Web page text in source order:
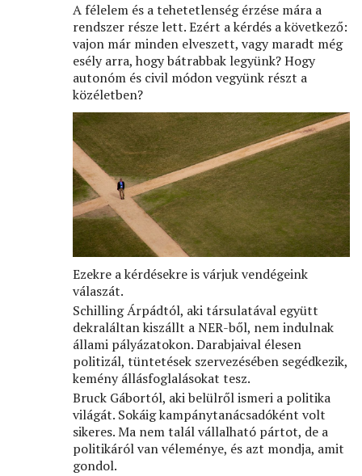
A félelem és a tehetetlenség érzése mára a
rendszer része lett. Ezért a kérdés a következő:
vajon már minden elveszett, vagy maradt még
esély arra, hogy bátrabbak legyünk? Hogy
autonóm és civil módon vegyünk részt a
közéletben?
Ezekre a kérdésekre is várjuk vendégeink
válaszát.
Schilling Árpádtól, aki társulatával együtt
dekraláltan kiszállt a NER-ből, nem indulnak
állami pályázatokon. Darabjaival élesen
politizál, tüntetések szervezésében segédkezik,
kemény állásfoglalásokat tesz.
Bruck Gábortól, aki belülről ismeri a politika
világát. Sokáig kampánytanácsadóként volt
sikeres. Ma nem talál vállalható pártot, de a
politikáról van véleménye, és azt mondja, amit
gondol.